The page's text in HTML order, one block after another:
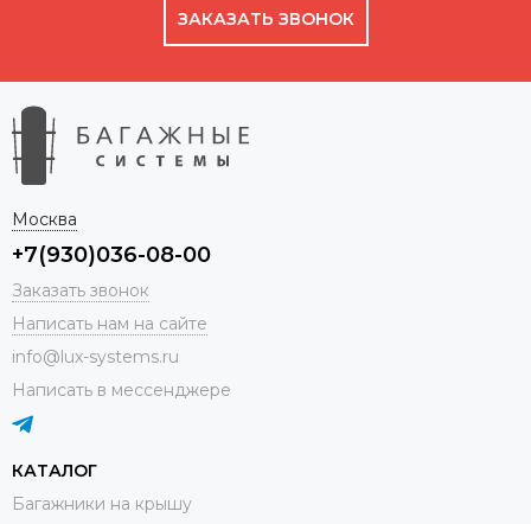
ЗАКАЗАТЬ ЗВОНОК
Москва
+7(930)036-08-00
Заказать звонок
Написать нам на сайте
info@lux-systems.ru
Написать в мессенджере
КАТАЛОГ
Багажники на крышу